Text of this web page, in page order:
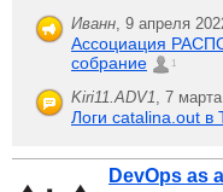
Иванн, 9 апреля
Ассоциация
собрание
1
Kiri11.ADV1, 7
Логи catalina.out в
DevOps as